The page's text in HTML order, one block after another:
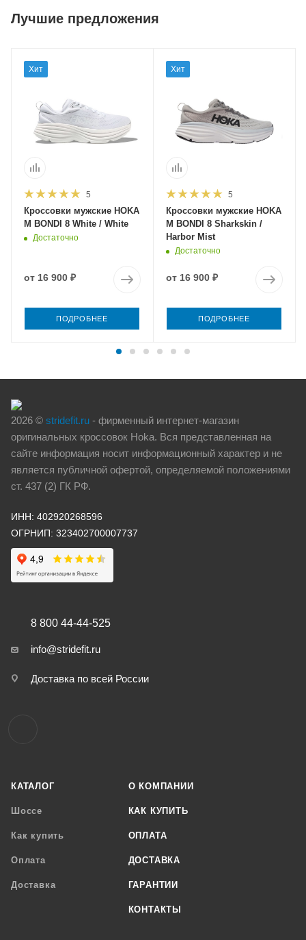
Лучшие предложения
Хит
5
Кроссовки мужские HOKA
M BONDI 8 White / White
Достаточно
от 16 900 ₽
ПОДРОБНЕЕ
Хит
5
Кроссовки мужские HOKA
M BONDI 8 Sharkskin /
Harbor Mist
Достаточно
от 16 900 ₽
ПОДРОБНЕЕ
2026 © stridefit.ru - фирменный интернет-магазин
оригинальных кроссовок Hoka. Вся представленная на
сайте информация носит информационный характер и не
является публичной офертой, определяемой положениями
ст. 437 (2) ГК РФ.
ИНН: 402920268596
ОГРНИП: 323402700007737
КАТАЛОГ
Шоссе
Как купить
Оплата
Доставка
О КОМПАНИИ
КАК КУПИТЬ
ОПЛАТА
ДОСТАВКА
ГАРАНТИИ
КОНТАКТЫ
8 800 44-44-525
info@stridefit.ru
Доставка по всей России